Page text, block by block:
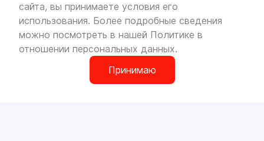
сайта, вы принимаете условия его
использования. Более подробные сведения
можно посмотреть в нашей Политике в
отношении персональных данных.
Принимаю
VOLLO Брянск
г. Брянск, Московский проезд, д.4
Пн-Пт с 9:00 до 19:00 Сб-Вс с 10:00 до 19:00